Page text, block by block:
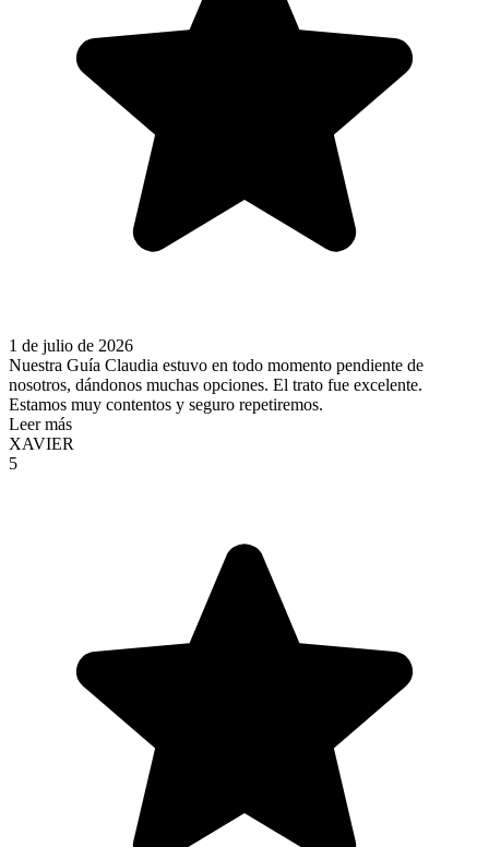
1 de julio de 2026
Nuestra Guía Claudia estuvo en todo momento pendiente de
nosotros, dándonos muchas opciones. El trato fue excelente.
Estamos muy contentos y seguro repetiremos.
Leer más
XAVIER
5